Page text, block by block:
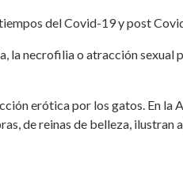
del Covid-19 y post
la necrofilia o atracción
erótica por los gatos. En
de reinas de belleza, ilustran